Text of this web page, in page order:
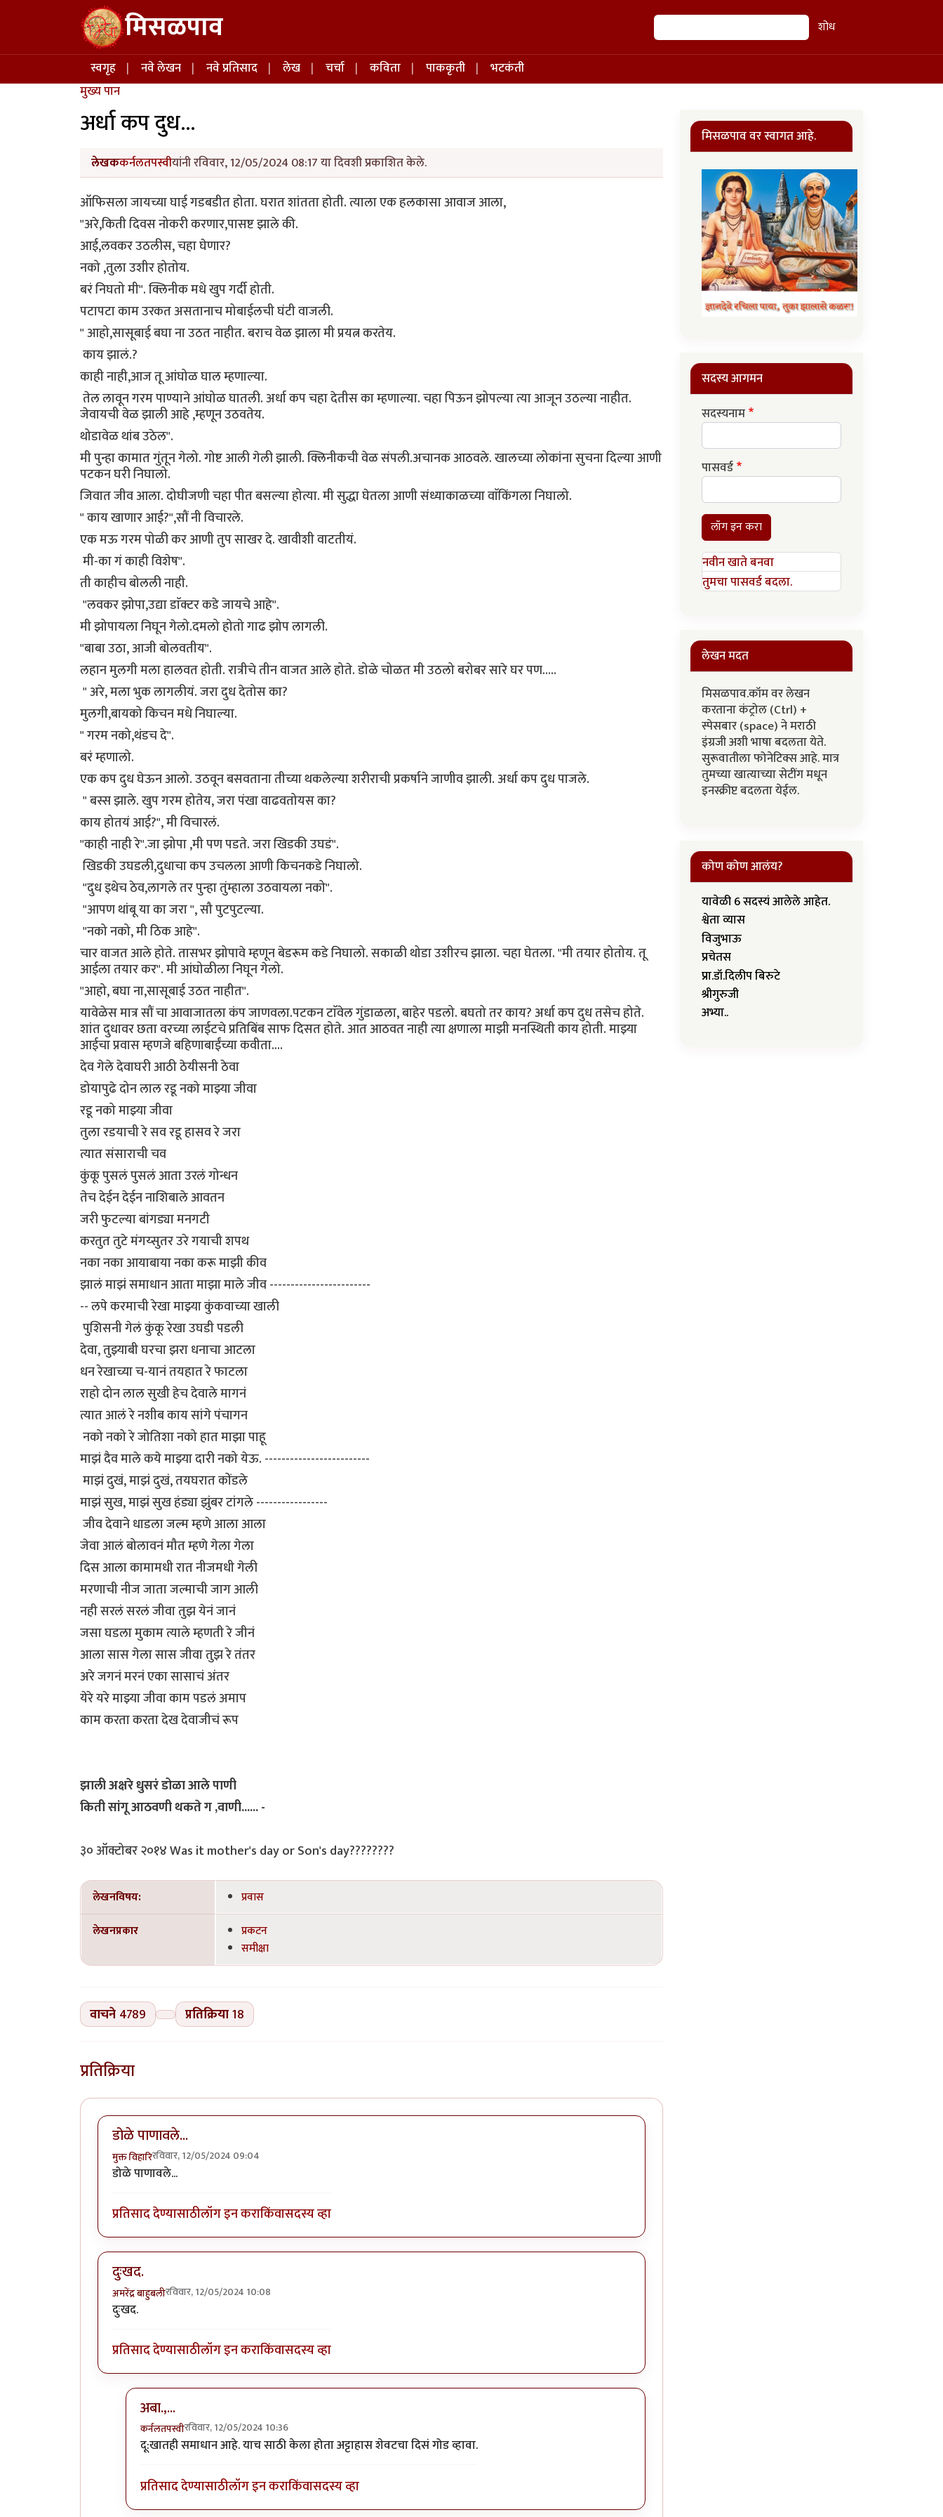
Skip to main content मिसळपाव शोध शोध
Main navigation
स्वगृह नवे लेखन नवे प्रतिसाद लेख चर्चा कविता पाककृती
भटकंती
मुख्य पान
अर्धा कप दुध...
लेखककर्नलतपस्वीयांनी रविवार, 12/05/2024 08:17 या दिवशी प्रकाशित केले.
ऑफिसला जायच्या घाई गडबडीत होता. घरात शांतता होती. त्याला एक हलकासा आवाज आला,
"अरे,किती दिवस नोकरी करणार,पासष्ट झाले की.
आई,लवकर उठलीस, चहा घेणार?
नको ,तुला उशीर होतोय.
बरं निघतो मी". क्लिनीक मधे खुप गर्दी होती.
पटापटा काम उरकत असतानाच मोबाईलची घंटी वाजली.
" आहो,सासूबाई बघा ना उठत नाहीत. बराच वेळ झाला मी प्रयत्न करतेय.
काय झालं.?
काही नाही,आज तू आंघोळ घाल म्हणाल्या.
तेल लावून गरम पाण्याने आंघोळ घातली. अर्धा कप चहा देतीस का म्हणाल्या. चहा पिऊन झोपल्या त्या आजून उठल्या नाहीत.
जेवायची वेळ झाली आहे ,म्हणून उठवतेय.
थोडावेळ थांब उठेल".
मी पुन्हा कामात गुंतून गेलो. गोष्ट आली गेली झाली. क्लिनीकची वेळ संपली.अचानक आठवले. खालच्या लोकांना सुचना दिल्या आणी
पटकन घरी निघालो.
जिवात जीव आला. दोघीजणी चहा पीत बसल्या होत्या. मी सुद्धा घेतला आणी संध्याकाळच्या वाॅकिंगला निघालो.
" काय खाणार आई?",सौं नी विचारले.
एक मऊ गरम पोळी कर आणी तुप साखर दे. खावीशी वाटतीयं.
मी-का गं काही विशेष".
ती काहीच बोलली नाही.
"लवकर झोपा,उद्या डाॅक्टर कडे जायचे आहे".
मी झोपायला निघून गेलो.दमलो होतो गाढ झोप लागली.
"बाबा उठा, आजी बोलवतीय".
लहान मुलगी मला हालवत होती. रात्रीचे तीन वाजत आले होते. डोळे चोळत मी उठलो बरोबर सारे घर पण.....
" अरे, मला भुक लागलीयं. जरा दुध देतोस का?
मुलगी,बायको किचन मधे निघाल्या.
" गरम नको,थंडच दे".
बरं म्हणालो.
एक कप दुध घेऊन आलो. उठवून बसवताना तीच्या थकलेल्या शरीराची प्रकर्षाने जाणीव झाली. अर्धा कप दुध पाजले.
" बस्स झाले. खुप गरम होतेय, जरा पंखा वाढवतोयस का?
काय होतयं आई?", मी विचारलं.
"काही नाही रे".जा झोपा ,मी पण पडते. जरा खिडकी उघडं".
खिडकी उघडली,दुधाचा कप उचलला आणी किचनकडे निघालो.
"दुध इथेच ठेव,लागले तर पुन्हा तुंम्हाला उठवायला नको".
"आपण थांबू या का जरा ", सौ पुटपुटल्या.
"नको नको, मी ठिक आहे".
चार वाजत आले होते. तासभर झोपावे म्हणून बेडरूम कडे निघालो. सकाळी थोडा उशीरच झाला. चहा घेतला. "मी तयार होतोय. तू
आईला तयार कर". मी आंघोळीला निघून गेलो.
"आहो, बघा ना,सासूबाई उठत नाहीत".
यावेळेस मात्र सौं चा आवाजातला कंप जाणवला.पटकन टाॅवेल गुंडाळला, बाहेर पडलो. बघतो तर काय? अर्धा कप दुध तसेच होते.
शांत दुधावर छता वरच्या लाईटचे प्रतिबिंब साफ दिसत होते. आत आठवत नाही त्या क्षणाला माझी मनस्थिती काय होती. माझ्या
आईचा प्रवास म्हणजे बहिणाबाईंच्या कवीता....
देव गेले देवाघरी आठी ठेयीसनी ठेवा
डोयापुढे दोन लाल रडू नको माझ्या जीवा
रडू नको माझ्या जीवा
तुला रडयाची रे सव रडू हासव रे जरा
त्यात संसाराची चव
कुंकू पुसलं पुसलं आता उरलं गोन्धन
तेच देईन देईन नाशिबाले आवतन
जरी फुटल्या बांगड्या मनगटी
करतुत तुटे मंगय्सुतर उरे गयाची शपथ
नका नका आयाबाया नका करू माझी कीव
झालं माझं समाधान आता माझा माले जीव ------------------------
-- लपे करमाची रेखा माझ्या कुंकवाच्या खाली
पुशिसनी गेलं कुंकू रेखा उघडी पडली
देवा, तुझ्याबी घरचा झरा धनाचा आटला
धन रेखाच्या च-यानं तयहात रे फाटला
राहो दोन लाल सुखी हेच देवाले मागनं
त्यात आलं रे नशीब काय सांगे पंचागन
नको नको रे जोतिशा नको हात माझा पाहू
माझं दैव माले कये माझ्या दारी नको येऊ. -------------------------
माझं दुखं, माझं दुखं, तयघरात कोंडले
माझं सुख, माझं सुख हंड्या झुंबर टांगले -----------------
जीव देवाने धाडला जल्म म्हणे आला आला
जेवा आलं बोलावनं मौत म्हणे गेला गेला
दिस आला कामामधी रात नीजमधी गेली
मरणाची नीज जाता जल्माची जाग आली
नही सरलं सरलं जीवा तुझ येनं जानं
जसा घडला मुकाम त्याले म्हणती रे जीनं
आला सास गेला सास जीवा तुझ रे तंतर
अरे जगनं मरनं एका सासाचं अंतर
येरे यरे माझ्या जीवा काम पडलं अमाप
काम करता करता देख देवाजीचं रूप
झाली अक्षरे धुसरं डोळा आले पाणी
किती सांगू आठवणी थकते ग ,वाणी...... -
३० ऑक्टोबर २०१४ Was it mother's day or Son's day????????
लेखनविषय:
प्रवास
लेखनप्रकार
प्रकटन
समीक्षा
वाचने 4789 प्रतिक्रिया18
प्रतिक्रिया
डोळे पाणावले...
मुक्त विहारिरविवार, 12/05/2024 09:04
डोळे पाणावले...
प्रतिसाद देण्यासाठीलॉग इन कराकिंवासदस्य व्हा
दुःखद.
अमरेंद्र बाहुबलीरविवार, 12/05/2024 10:08
दुःखद.
प्रतिसाद देण्यासाठीलॉग इन कराकिंवासदस्य व्हा
अबा.,...
कर्नलतपस्वीरविवार, 12/05/2024 10:36
In reply toदुःखद.byअमरेंद्र बाहुबली
दू:खातही समाधान आहे. याच साठी केला होता अट्टाहास शेवटचा दिसं गोड व्हावा.
प्रतिसाद देण्यासाठीलॉग इन कराकिंवासदस्य व्हा
मिसळपाव वर स्वागत आहे.
सदस्य आगमन
सदस्यनाम
पासवर्ड
लॉग इन करा
नवीन खाते बनवा
तुमचा पासवर्ड बदला.
लेखन मदत
मिसळपाव.कॉम वर लेखन
करताना कंट्रोल (Ctrl) +
स्पेसबार (space) ने मराठी
इंग्रजी अशी भाषा बदलता येते.
सुरूवातीला फोनेटिक्स आहे. मात्र
तुमच्या खात्याच्या सेटींग मधून
इनस्क्रीप्ट बदलता येईल.
कोण कोण आलंय?
यावेळी 6 सदस्यं आलेले आहेत.
श्वेता व्यास
विजुभाऊ
प्रचेतस
प्रा.डॉ.दिलीप बिरुटे
श्रीगुरुजी
अभ्या..